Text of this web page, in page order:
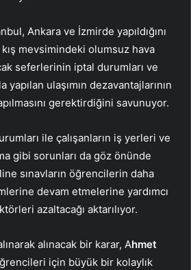
Ankara ve İzmirde yapıldığını
mevsimindeki olumsuz hava
seferlerinin iptal durumları ve
yapılan ulaşımın dezavantajlarının
gerektirdiğini savunuyor.
ile çalışanların iş yerleri ve
gibi sorunları da göz önünde
sınavların öğrencilerin daha
devam etmelerine yardımcı
azaltacağı aktarılıyor.
alınacak bir karar, Ahmet
için büyük bir kolaylık